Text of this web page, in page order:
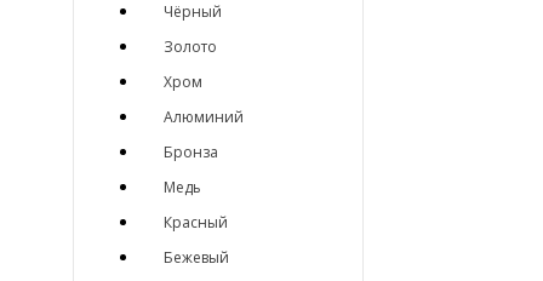
Чёрный
Золото
Хром
Алюминий
Бронза
Медь
Красный
Бежевый